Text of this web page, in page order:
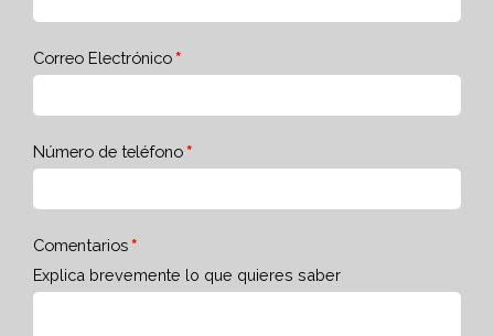
Correo Electrónico
Número de teléfono
Comentarios
Explica brevemente lo que quieres saber